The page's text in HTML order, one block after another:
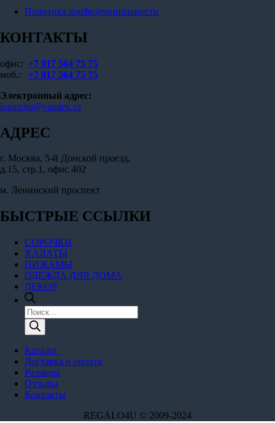
Политика конфиденциальности
КОНТАКТЫ
офис: +7 917 564 75 75
моб.: +7 917 564 75 75
Электронный адрес:
lunaretta@yandex.ru
АДРЕС
г. Москва, 5-й Донской проезд,
д.15, стр.1, офис 402
м. Ленинский проспект
БЫСТРЫЕ ССЫЛКИ
СОРОЧКИ
ХАЛАТЫ
ПИЖАМЫ
ОДЕЖДА ДЛЯ ДОМА
ДЕКОР
Поиск
товаров
Каталог
Доставка и оплата
Размеры
Отзывы
Контакты
REGALO4U © 2009-2024